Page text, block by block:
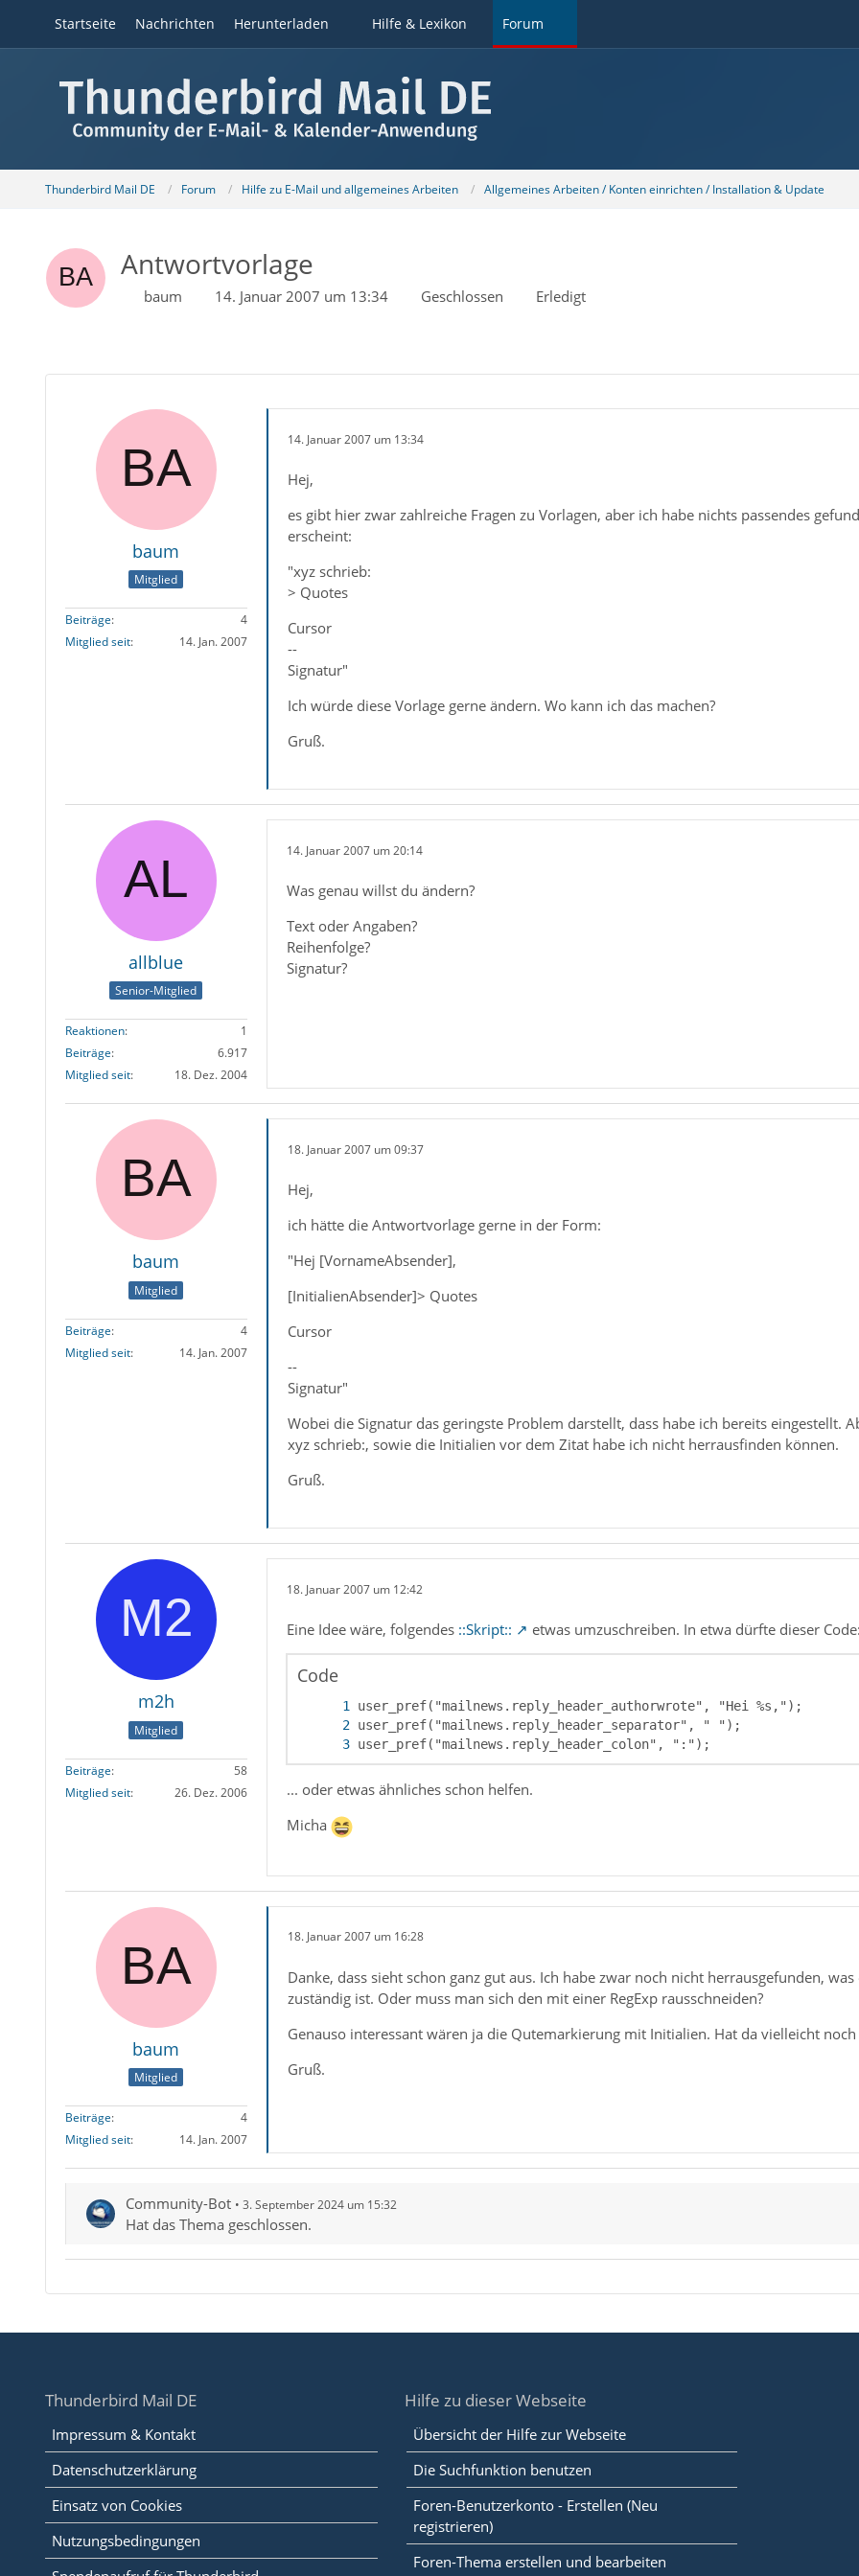
Startseite Nachrichten Herunterladen Hilfe & Lexikon Forum
Thunderbird Mail DE Forum Hilfe zu E-Mail und allgemeines Arbeiten Allgemeines Arbeiten / Konten einrichten / Installation & Update
Antwortvorlage
baum 14. Januar 2007 um 13:34 Geschlossen Erledigt
baum
Mitglied
Beiträge
4
Mitglied seit
14. Jan. 2007
14. Januar 2007 um 13:34
Hej,
es gibt hier zwar zahlreiche Fragen zu Vorlagen, aber ich habe nichts passendes
erscheint:
"xyz schrieb:
> Quotes
Cursor
--
Signatur"
Ich würde diese Vorlage gerne ändern. Wo kann ich das machen?
Gruß.
allblue
Senior-Mitglied
Reaktionen
1
Beiträge
6.917
Mitglied seit
18. Dez. 2004
14. Januar 2007 um 20:14
Was genau willst du ändern?
Text oder Angaben?
Reihenfolge?
Signatur?
baum
Mitglied
Beiträge
4
Mitglied seit
14. Jan. 2007
18. Januar 2007 um 09:37
Hej,
ich hätte die Antwortvorlage gerne in der Form:
"Hej [VornameAbsender],
[InitialienAbsender]> Quotes
Cursor
--
Signatur"
Wobei die Signatur das geringste Problem darstellt, dass habe ich bereits eingestellt.
xyz schrieb:, sowie die Initialien vor dem Zitat habe ich nicht herrausfinden können.
Gruß.
m2h
Mitglied
Beiträge
58
Mitglied seit
26. Dez. 2006
18. Januar 2007 um 12:42
Eine Idee wäre, folgendes ::Skript:: etwas umzuschreiben. In etwa dürfte dieser
Code
user_pref("mailnews.reply_header_colon", ":");
... oder etwas ähnliches schon helfen.
Micha
baum
Mitglied
Beiträge
4
Mitglied seit
14. Jan. 2007
18. Januar 2007 um 16:28
Danke, dass sieht schon ganz gut aus. Ich habe zwar noch nicht herrausgefunden,
zuständig ist. Oder muss man sich den mit einer RegExp rausschneiden?
Genauso interessant wären ja die Qutemarkierung mit Initialien. Hat da vielleicht
Gruß.
Community-Bot 3. September 2024 um 15:32
Hat das Thema geschlossen.
Thunderbird Mail DE
Impressum & Kontakt
Datenschutzerklärung
Einsatz von Cookies
Nutzungsbedingungen
Hilfe zu dieser Webseite
Übersicht der Hilfe zur Webseite
Die Suchfunktion benutzen
Foren-Benutzerkonto - Erstellen (Neu
registrieren)
Foren-Thema erstellen und bearbeiten